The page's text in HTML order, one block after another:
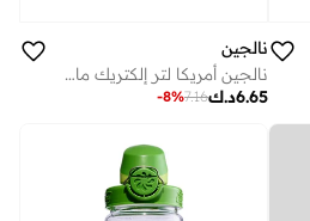
نالجين
نالجين أمريكا لتر إلكتريك ماجنتا سستين
د.ك6.65
7.16
-8%